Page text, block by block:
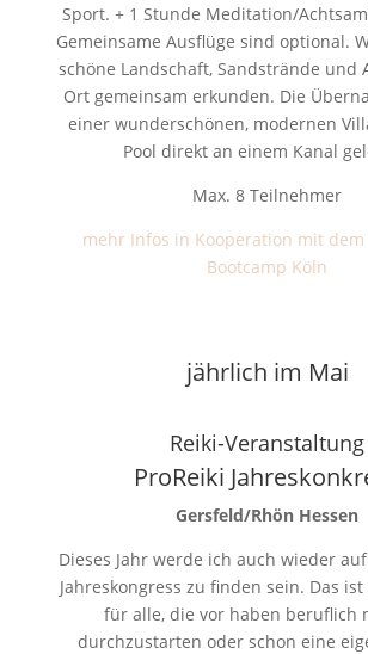
Sport. + 1 Stunde Meditation/
Gemeinsame Ausflüge sind optional.
schöne Landschaft, Sandstrände und
Ort gemeinsam erkunden. Die
einer wunderschönen, modernen
Pool direkt an einem Kanal
Max. 8 Teilnehmer
mehr Infos in Kooperation mit dem
Bootcamp Köln
jährlich im Mai
Reiki-Veranstaltung
ProReiki
Gersfeld/Rhön Hessen
Dieses Jahr werde ich auch wieder
Jahreskongress zu finden sein. Das
für alle, die vor haben beruflich
durchzustarten oder schon eine